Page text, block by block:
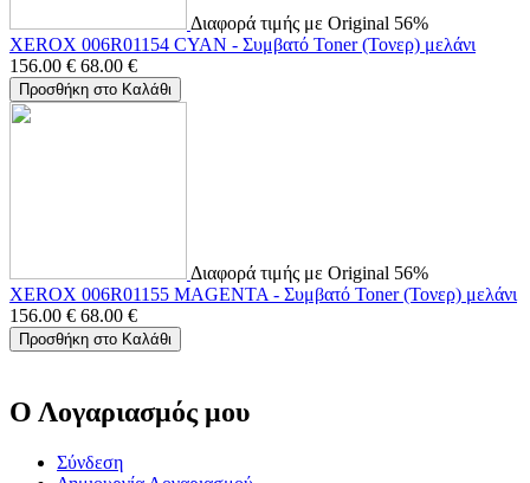
Διαφορά τιμής με Original 56%
XEROX 006R01154 CYAN - Συμβατό Toner (Τονερ) μελάνι
156.00 € 68.00 €
Προσθήκη στο Καλάθι
Διαφορά τιμής με Original 56%
XEROX 006R01155 MAGENTA - Συμβατό Toner (Τονερ) μελάνι
156.00 € 68.00 €
Προσθήκη στο Καλάθι
Ο Λογαριασμός μου
Σύνδεση